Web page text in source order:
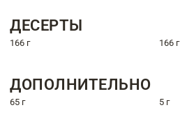
ДЕСЕРТЫ
166 г 166 г
ДОПОЛНИТЕЛЬНО
65 г 5 г